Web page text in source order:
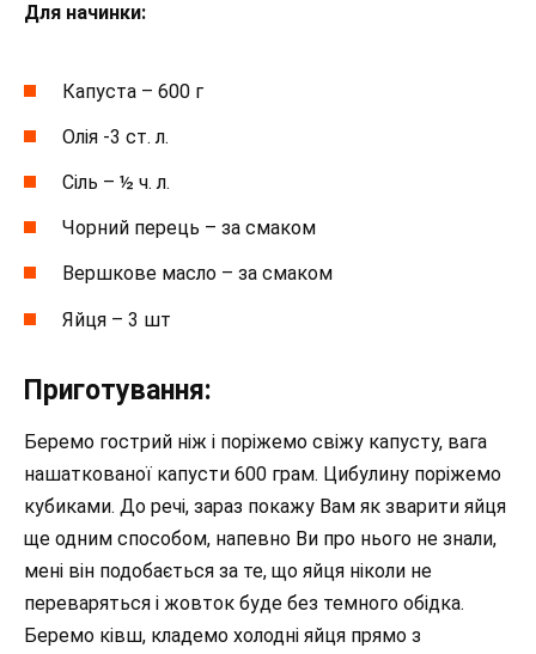
Для начинки:
Капуста – 600 г
Олія -3 ст. л.
Сіль – ½ ч. л.
Чорний перець – за смаком
Вершкове масло – за смаком
Яйця – 3 шт
Приготування:
Беремо гострий ніж і поріжемо свіжу капусту, вага
нашаткованої капусти 600 грам. Цибулину поріжемо
кубиками. До речі, зараз покажу Вам як зварити яйця
ще одним способом, напевно Ви про нього не знали,
мені він подобається за те, що яйця ніколи не
переваряться і жовток буде без темного обідка.
Беремо ківш, кладемо холодні яйця прямо з